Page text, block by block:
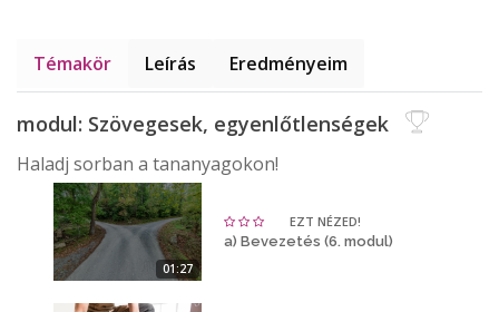
Témakör Leírás Eredményeim
modul: Szövegesek, egyenlőtlenségek
Haladj sorban a tananyagokon!
01:27
EZT NÉZED!
a) Bevezetés (6. modul)